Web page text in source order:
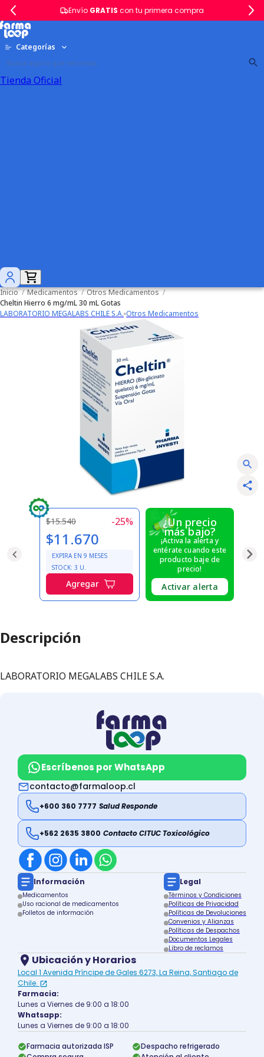
Envío GRATIS con tu primera compra
Categorías
Tienda Oficial
Inicio / Medicamentos / Otros Medicamentos /
Cheltin Hierro 6 mg/mL 30 mL Gotas
LABORATORIO MEGALABS CHILE S.A. Otros Medicamentos
$15.540 -25%
$11.670
EXPIRA EN 9 MESES
STOCK: 3 U.
Agregar
¿Un precio
más bajo?
¡Activa la alerta y
entérate cuando este
producto baje de
precio!
Activar alerta
Descripción
LABORATORIO MEGALABS CHILE S.A.
Escríbenos por WhatsApp
contacto@farmaloop.cl
+600 360 7777 Salud Responde
+562 2635 3800 Contacto CITUC Toxicológico
Información
Medicamentos
Uso racional de medicamentos
Folletos de información
Legal
Términos y Condiciones
Políticas de Privacidad
Políticas de Devoluciones
Convenios y Alianzas
Políticas de Despachos
Documentos Legales
Libro de reclamos
Ubicación y Horarios
Local 1 Avenida Príncipe de Gales 6273, La Reina, Santiago de
Chile.
Farmacia:
Lunes a Viernes de 9:00 a 18:00
Whatsapp:
Lunes a Viernes de 9:00 a 18:00
Farmacia autorizada ISP
Despacho refrigerado